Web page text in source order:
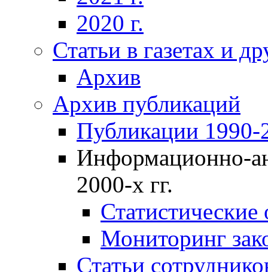
2020 г.
Статьи в газетах и
Архив
Архив публикаций
Публикации 1990-
Информационно-
2000-х гг.
Мониторинг
Статьи